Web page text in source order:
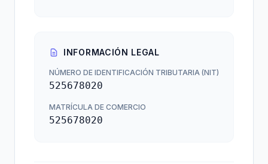
INFORMACIÓN LEGAL
NÚMERO DE IDENTIFICACIÓN TRIBUTARIA (NIT)
525678020
MATRÍCULA DE COMERCIO
525678020